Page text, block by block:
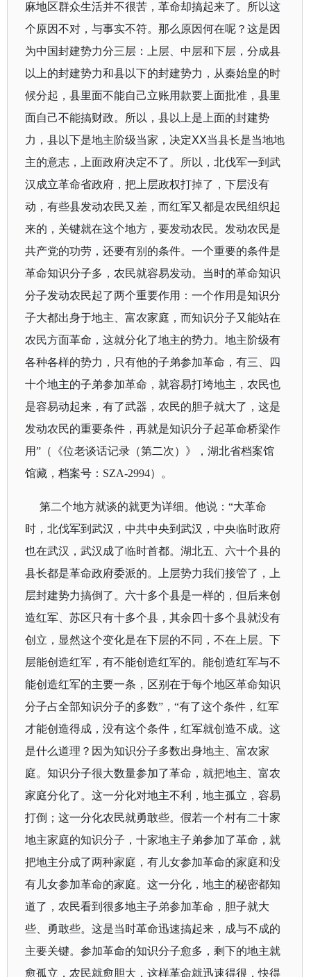
麻地区群众生活并不很苦，革命却搞起来了。所以这
个原因不对，与事实不符。那么原因何在呢？这是因
为中国封建势力分三层：上层、中层和下层，分成县
以上的封建势力和县以下的封建势力，从秦始皇的时
候分起，县里面不能自己立账用款要上面批准，县里
面自己不能搞财政。所以，县以上是上面的封建势
力，县以下是地主阶级当家，决定ⅩⅩ当县长是当地地
主的意志，上面政府决定不了。所以，北伐军一到武
汉成立革命省政府，把上层政权打掉了，下层没有
动，有些县发动农民又差，而红军又都是农民组织起
来的，关键就在这个地方，要发动农民。发动农民是
共产党的功劳，还要有别的条件。一个重要的条件是
革命知识分子多，农民就容易发动。当时的革命知识
分子发动农民起了两个重要作用：一个作用是知识分
子大都出身于地主、富农家庭，而知识分子又能站在
农民方面革命，这就分化了地主的势力。地主阶级有
各种各样的势力，只有他的子弟参加革命，有三、四
十个地主的子弟参加革命，就容易打垮地主，农民也
是容易动起来，有了武器，农民的胆子就大了，这是
发动农民的重要条件，再就是知识分子起革命桥梁作
用”（《位老谈话记录（第二次）》，湖北省档案馆
馆藏，档案号： SZA-2994）。
第二个地方就谈的就更为详细。他说：“大革命
时，北伐军到武汉，中共中央到武汉，中央临时政府
也在武汉，武汉成了临时首都。湖北五、六十个县的
县长都是革命政府委派的。上层势力我们接管了，上
层封建势力搞倒了。六十多个县是一样的，但后来创
造红军、苏区只有十多个县，其余四十多个县就没有
创立，显然这个变化是在下层的不同，不在上层。下
层能创造红军，有不能创造红军的。能创造红军与不
能创造红军的主要一条，区别在于每个地区革命知识
分子占全部知识分子的多数”，“有了这个条件，红军
才能创造得成，没有这个条件，红军就创造不成。这
是什么道理？因为知识分子多数出身地主、富农家
庭。知识分子很大数量参加了革命，就把地主、富农
家庭分化了。这一分化对地主不利，地主孤立，容易
打倒；这一分化农民就勇敢些。假若一个村有二十家
地主家庭的知识分子，十家地主子弟参加了革命，就
把地主分成了两种家庭，有儿女参加革命的家庭和没
有儿女参加革命的家庭。这一分化，地主的秘密都知
道了，农民看到很多地主子弟参加革命，胆子就大
些、勇敢些。这是当时革命迅速搞起来，成与不成的
主要关键。参加革命的知识分子愈多，剩下的地主就
愈孤立，农民就愈胆大，这样革命就迅速得很，快得